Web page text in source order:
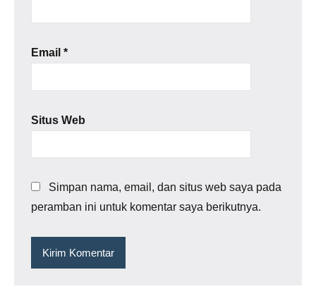
Email *
Situs Web
Simpan nama, email, dan situs web saya pada
peramban ini untuk komentar saya berikutnya.